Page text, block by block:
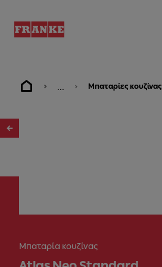
... Μπαταρίες κουζίνας
Μπαταρία κουζίνας